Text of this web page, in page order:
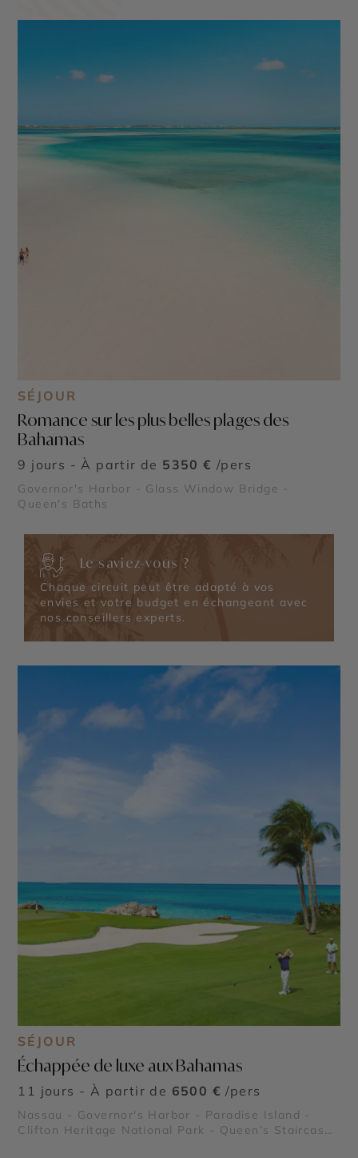
Bridge - Thunderball Grotto - Compass Cay
SÉJOUR
Romance sur les plus belles plages des
Bahamas
9 jours - À partir de 5350 € /pers
Governor's Harbor - Glass Window Bridge -
Queen's Baths
Le saviez-vous ?
Chaque circuit peut être adapté à vos
envies et votre budget en échangeant avec
nos conseillers experts.
SÉJOUR
Échappée de luxe aux Bahamas
11 jours - À partir de 6500 € /pers
Nassau - Governor's Harbor - Paradise Island -
Clifton Heritage National Park - Queen’s Staircase